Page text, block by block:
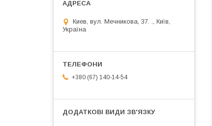
Киев, вул. Мечникова, 37. ., Київ,
Україна
+380 (67) 140-14-54